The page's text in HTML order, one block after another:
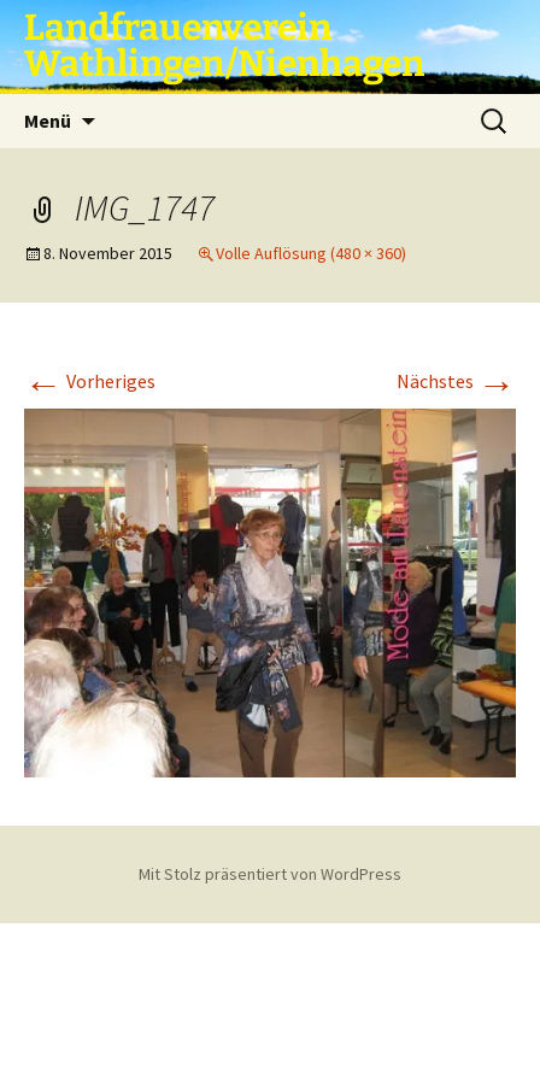
Zum
Inhalt
springen
Landfrauenverein
Wathlingen/Nienhagen
Menü
Suche
nach:
IMG_1747
8. November 2015 Volle Auflösung (480 × 360)
← Vorheriges Nächstes →
Mit Stolz präsentiert von WordPress